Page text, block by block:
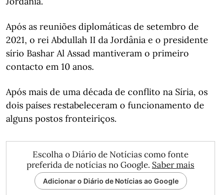
Após as reuniões diplomáticas de setembro de
2021, o rei Abdullah II da Jordânia e o presidente
sírio Bashar Al Assad mantiveram o primeiro
contacto em 10 anos.
Após mais de uma década de conflito na Síria, os
dois países restabeleceram o funcionamento de
alguns postos fronteiriços.
Escolha o Diário de Notícias como fonte
preferida de notícias no Google. Saber mais
Adicionar o Diário de Notícias ao Google